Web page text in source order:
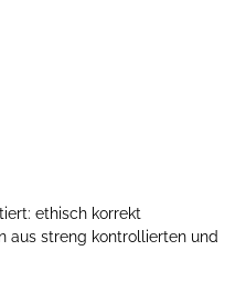
ethisch korrekt
aus streng kontrollierten und